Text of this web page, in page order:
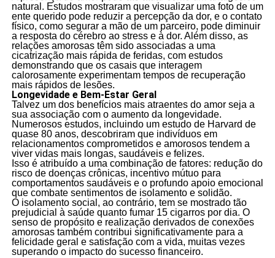
natural. Estudos mostraram que visualizar uma foto de um
ente querido pode reduzir a percepção da dor, e o contato
físico, como segurar a mão de um parceiro, pode diminuir
a resposta do cérebro ao stress e à dor. Além disso, as
relações amorosas têm sido associadas a uma
cicatrização mais rápida de feridas, com estudos
demonstrando que os casais que interagem
calorosamente experimentam tempos de recuperação
mais rápidos de lesões.
Longevidade e Bem-Estar Geral
Talvez um dos benefícios mais atraentes do amor seja a
sua associação com o aumento da longevidade.
Numerosos estudos, incluindo um estudo de Harvard de
quase 80 anos, descobriram que indivíduos em
relacionamentos comprometidos e amorosos tendem a
viver vidas mais longas, saudáveis e felizes.
Isso é atribuído a uma combinação de fatores: redução do
risco de doenças crônicas, incentivo mútuo para
comportamentos saudáveis e o profundo apoio emocional
que combate sentimentos de isolamento e solidão.
O isolamento social, ao contrário, tem se mostrado tão
prejudicial à saúde quanto fumar 15 cigarros por dia. O
senso de propósito e realização derivados de conexões
amorosas também contribui significativamente para a
felicidade geral e satisfação com a vida, muitas vezes
superando o impacto do sucesso financeiro.